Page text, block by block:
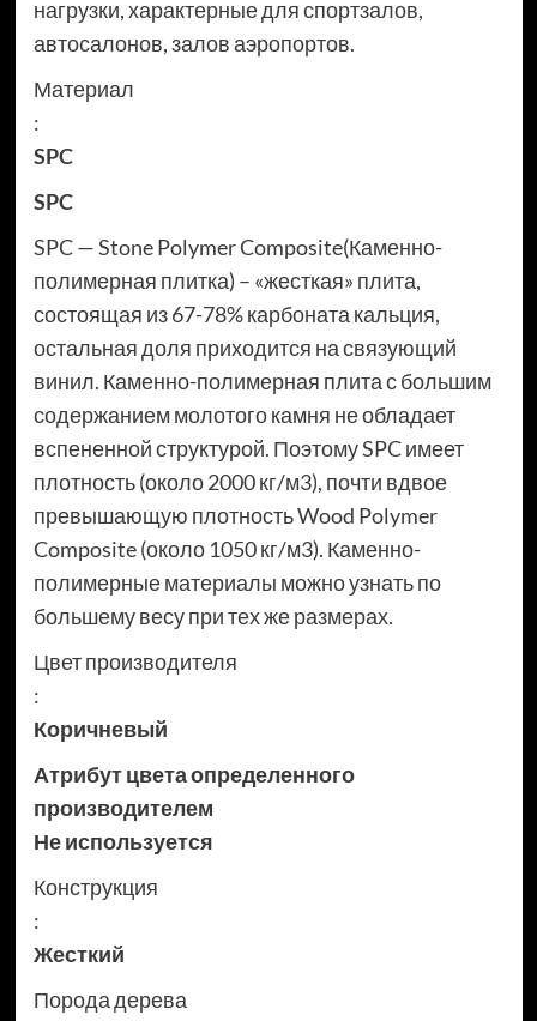
нагрузки, характерные для спортзалов,
автосалонов, залов аэропортов.
Материал
:
SPC
SPC
SPC — Stone Polymer Composite(Каменно-
полимерная плитка) – «жесткая» плита,
состоящая из 67-78% карбоната кальция,
остальная доля приходится на связующий
винил. Каменно-полимерная плита с большим
содержанием молотого камня не обладает
вспененной структурой. Поэтому SPC имеет
плотность (около 2000 кг/м3), почти вдвое
превышающую плотность Wood Polymer
Composite (около 1050 кг/м3). Каменно-
полимерные материалы можно узнать по
большему весу при тех же размерах.
Цвет производителя
:
Коричневый
Атрибут цвета определенного
производителем
Не используется
Конструкция
:
Жесткий
Порода дерева